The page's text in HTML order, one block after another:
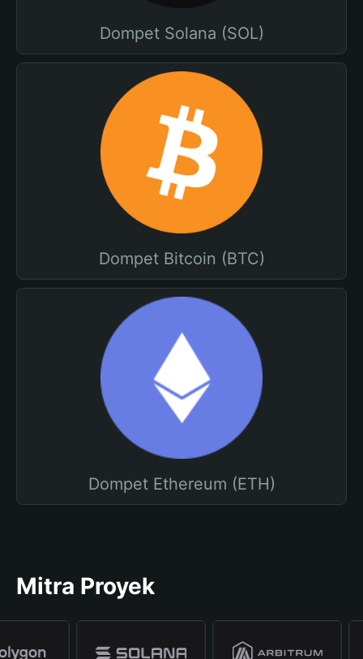
Dompet Solana (SOL)
Dompet Bitcoin (BTC)
Dompet Ethereum (ETH)
Mitra Proyek